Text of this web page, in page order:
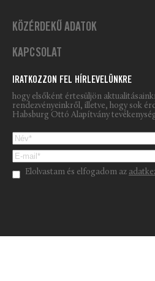
KÖZÉRDEKŰ ADATOK
KAPCSOLAT
IRATKOZZON FEL HÍRLEVELÜNKRE
hogy elsőként értesüljön
rendezvényeinkről, illetve, hogy sok
Habsburg Ottó Alapítvány
Please leave this field empty.
Elolvastam és elfogadom az